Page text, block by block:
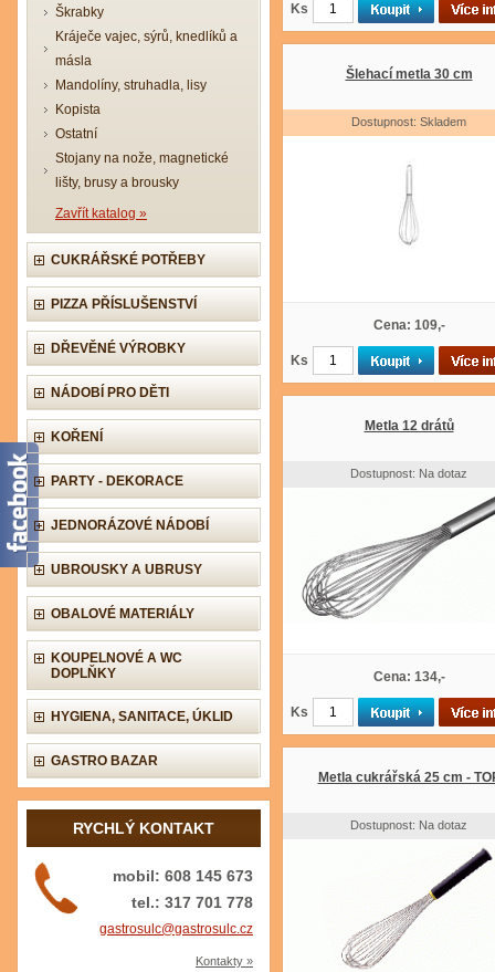
Škrabky
Kráječe vajec, sýrů, knedlíků a
másla
Mandolíny, struhadla, lisy
Kopista
Ostatní
Stojany na nože, magnetické
lišty, brusy a brousky
Zavřít katalog »
CUKRÁŘSKÉ POTŘEBY
PIZZA PŘÍSLUŠENSTVÍ
DŘEVĚNÉ VÝROBKY
NÁDOBÍ PRO DĚTI
KOŘENÍ
PARTY - DEKORACE
JEDNORÁZOVÉ NÁDOBÍ
UBROUSKY A UBRUSY
OBALOVÉ MATERIÁLY
KOUPELNOVÉ A WC
DOPLŇKY
HYGIENA, SANITACE, ÚKLID
GASTRO BAZAR
RYCHLÝ KONTAKT
mobil: 608 145 673
tel.: 317 701 778
gastrosulc@gastrosulc.cz
Kontakty »
Ks
Šlehací metla 30 cm
Dostupnost: Skladem
Cena: 109,-
Ks
Metla 12 drátů
Dostupnost: Na dotaz
Cena: 134,-
Ks
Metla cukrářská 25 cm -
Dostupnost: Na dotaz